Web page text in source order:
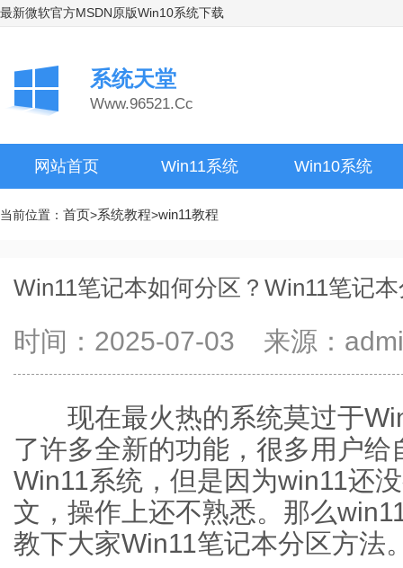
最新微软官方MSDN原版Win10系统下载
系统天堂
Www.96521.Cc
网站首页 Win11系统 Win10系统
当前位置： 首页>系统教程>win11教程
Win11笔记本如何分区？Win11笔记
时间：2025-07-03 来源：
现在最火热的系统莫过于
了许多全新的功能，很多用户
Win11系统，但是因为win11还
文，操作上还不熟悉。那么
教下大家Win11笔记本分区方法